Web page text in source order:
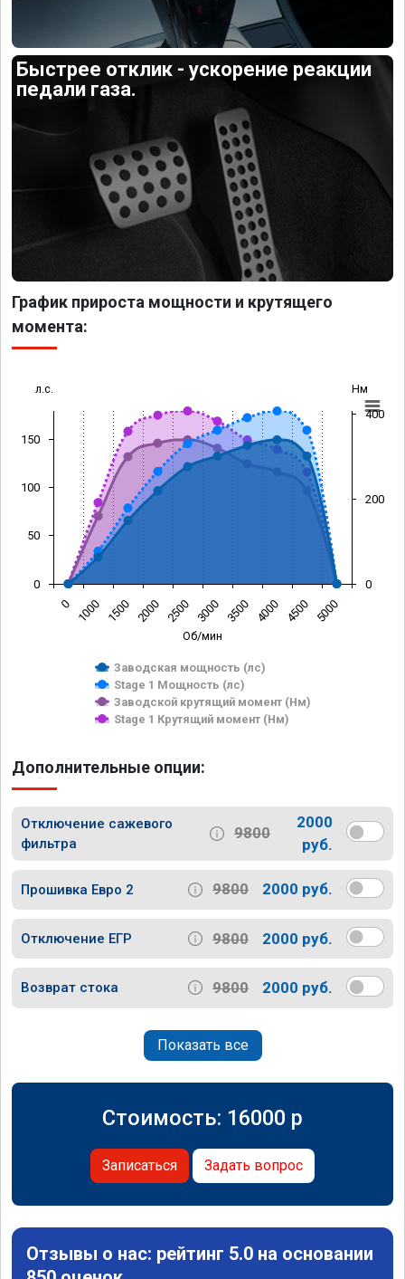
Быстрее отклик - ускорение реакции
педали газа.
График прироста мощности и крутящего
момента:
Об/мин
л.с. Нм
Заводская мощность (лс)
Stage 1 Мощность (лс)
Заводской крутящий момент (Нм)
Stage 1 Крутящий момент (Нм)
0 1000 1500 2000 2500 3000 3500 4000 4500 5000
0
50
100
150
0
200
400
Дополнительные опции:
Отключение сажевого
фильтра
9800
2000
руб.
Прошивка Евро 2 9800 2000 руб.
Отключение ЕГР 9800 2000 руб.
Возврат стока 9800 2000 руб.
Показать все
Стоимость: 16000 p
Записаться Задать вопрос
Отзывы о нас: рейтинг 5.0 на основании